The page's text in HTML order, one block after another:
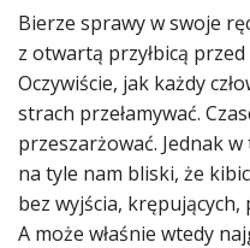
Bierze sprawy w swoje
z otwartą przyłbicą
Oczywiście, jak każdy
strach przełamywać.
przeszarżować. Jednak
na tyle nam bliski, że
bez wyjścia,
A może właśnie wtedy